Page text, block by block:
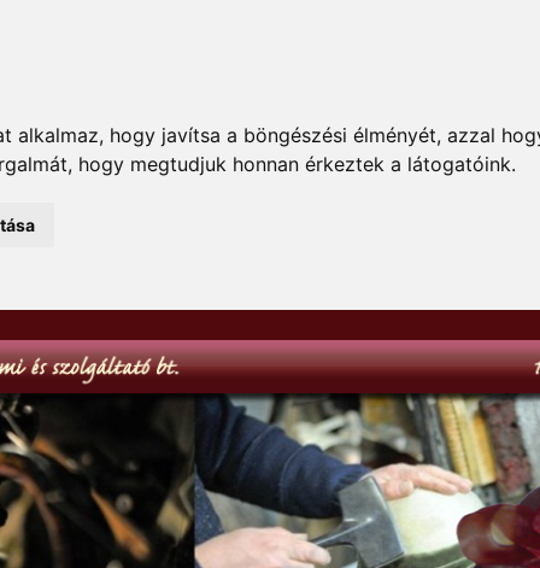
hogy javítsa a böngészési élményét, azzal
hogy megtudjuk honnan érkeztek a látogatóink.